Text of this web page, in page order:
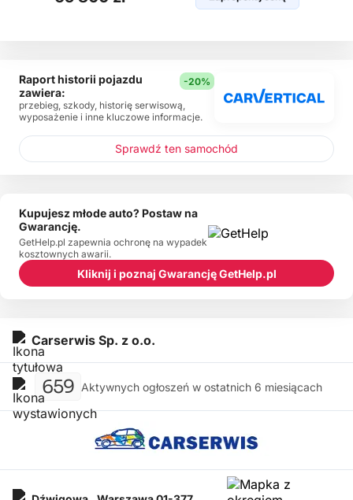
Carserwis Sp. z o.o.
659 Aktywnych ogłoszeń w ostatnich 6 miesiącach
Raport historii pojazdu
zawiera:
-20%
przebieg, szkody, historię serwisową,
wyposażenie i inne kluczowe informacje.
Sprawdź ten samochód
Kupujesz młode auto? Postaw na
Gwarancję.
GetHelp.pl zapewnia ochronę na wypadek
kosztownych awarii.
Kliknij i poznaj Gwarancję GetHelp.pl